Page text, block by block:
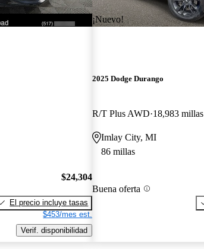
$24,304
El precio incluye tasas
$453/mes est.
Verif. disponibilidad
¡Nuevo!
2025 Dodge Durango
R/T Plus AWD 18,983 millas
Imlay City, MI
86 millas
Buena oferta